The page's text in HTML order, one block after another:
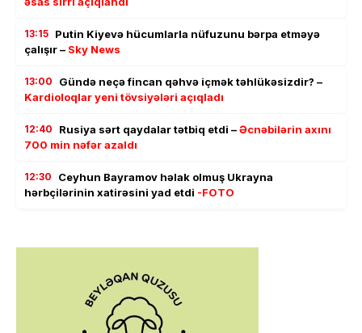
13:15 Putin Kiyevə hücumlarla nüfuzunu bərpa etməyə
çalışır – Sky News
13:00
Gündə neçə fincan qəhvə içmək təhlükəsizdir? –
Kardioloqlar yeni tövsiyələri açıqladı
12:40 Rusiya sərt qaydalar tətbiq etdi –Əcnəbilərin axını
700 min nəfər azaldı
12:30
Ceyhun Bayramov həlak olmuş Ukrayna
hərbçilərinin xatirəsini yad etdi -FOTO